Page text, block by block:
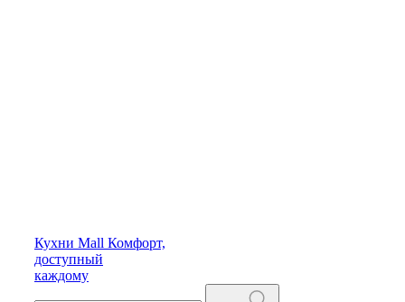
Кухни Mall Комфорт,
доступный
каждому